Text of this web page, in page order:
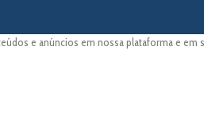
e anúncios em nossa plataforma e